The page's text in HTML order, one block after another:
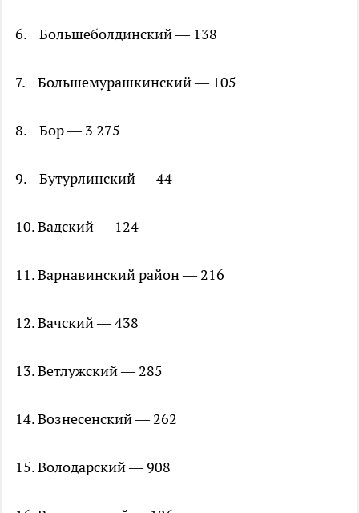
6. Большеболдинский — 138
7. Большемурашкинский — 105
8. Бор — 3 275
9. Бутурлинский — 44
10. Вадский — 124
11. Варнавинский район — 216
12. Вачский — 438
13. Ветлужский — 285
14. Вознесенский — 262
15. Володарский — 908